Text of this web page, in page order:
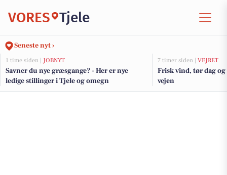
VORES Tjele
Seneste nyt ›
1 time siden | JOBNYT
Savner du nye græsgange? - Her er nye
ledige stillinger i Tjele og omegn
7 timer siden | VEJRET
Frisk vind, tør dag
vejen